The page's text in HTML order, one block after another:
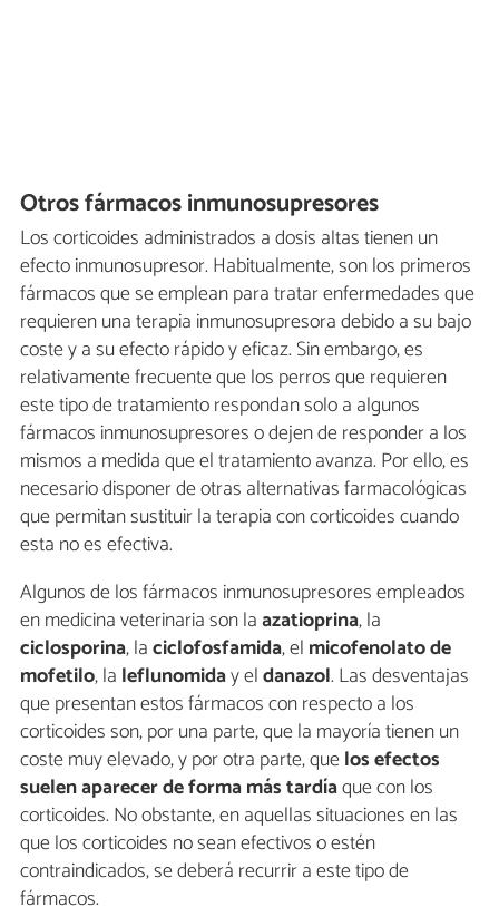
Otros fármacos inmunosupresores
Los corticoides administrados a dosis altas tienen un
efecto inmunosupresor. Habitualmente, son los primeros
fármacos que se emplean para tratar enfermedades que
requieren una terapia inmunosupresora debido a su bajo
coste y a su efecto rápido y eficaz. Sin embargo, es
relativamente frecuente que los perros que requieren
este tipo de tratamiento respondan solo a algunos
fármacos inmunosupresores o dejen de responder a los
mismos a medida que el tratamiento avanza. Por ello, es
necesario disponer de otras alternativas farmacológicas
que permitan sustituir la terapia con corticoides cuando
esta no es efectiva.
Algunos de los fármacos inmunosupresores empleados
en medicina veterinaria son laazatioprina, la
ciclosporina, laciclofosfamida, el micofenolato de
mofetilo, la leflunomiday eldanazol. Las desventajas
que presentan estos fármacos con respecto a los
corticoides son, por una parte, que la mayoría tienen un
coste muy elevado, y por otra parte, quelos efectos
suelen aparecer de forma más tardíaque con los
corticoides. No obstante, en aquellas situaciones en las
que los corticoides no sean efectivos o estén
contraindicados, se deberá recurrir a este tipo de
fármacos.